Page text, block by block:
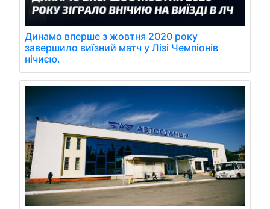
Динамо вперше з жовтня 2020 року
завершило виїзний матч у Лізі Чемпіонів
нічиєю.